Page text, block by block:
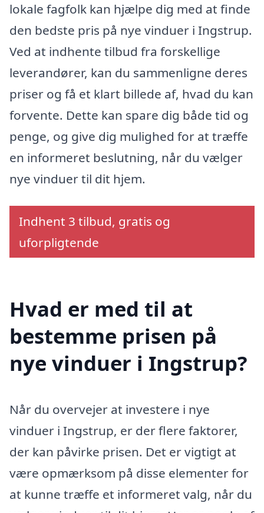
lokale fagfolk kan hjælpe dig med at finde
den bedste pris på nye vinduer i Ingstrup.
Ved at indhente tilbud fra forskellige
leverandører, kan du sammenligne deres
priser og få et klart billede af, hvad du kan
forvente. Dette kan spare dig både tid og
penge, og give dig mulighed for at træffe
en informeret beslutning, når du vælger
nye vinduer til dit hjem.
Indhent 3 tilbud, gratis og
uforpligtende
Hvad er med til at
bestemme prisen på
nye vinduer i Ingstrup?
Når du overvejer at investere i nye
vinduer i Ingstrup, er der flere faktorer,
der kan påvirke prisen. Det er vigtigt at
være opmærksom på disse elementer for
at kunne træffe et informeret valg, når du